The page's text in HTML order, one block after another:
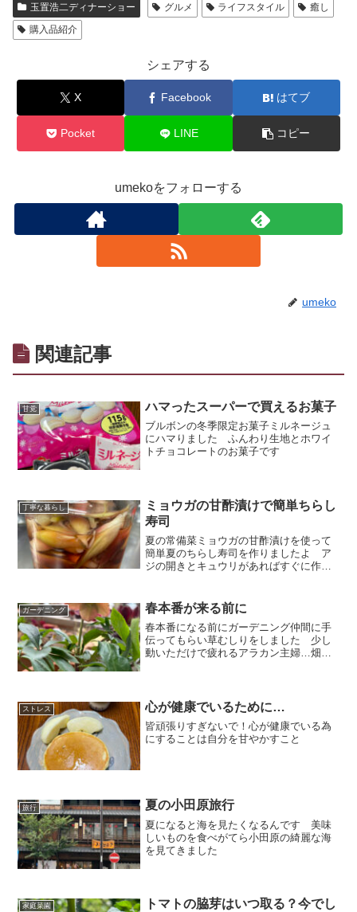
玉置浩二ディナーショー グルメ ライフスタイル
癒し
購入品紹介
シェアする
X Facebook はてブ
Pocket LINE コピー
umekoをフォローする
umeko
関連記事
甘党 ハマったスーパーで買えるお菓子
ブルボンの冬季限定お菓子ミルネージュ
にハマりました ふんわり生地とホワイ
トチョコレートのお菓子です
丁寧な暮らし
ミョウガの甘酢漬けで簡単ちらし
寿司
夏の常備菜ミョウガの甘酢漬けを使って
簡単夏のちらし寿司を作りましたよ ア
ジの開きとキュウリがあればすぐに作れ
ガーデニング 春本番が来る前に
春本番になる前にガーデニング仲間に手
伝ってもらい草むしりをしました 少し
動いただけで疲れるアラカン主婦…畑で
ストレス 心が健康でいるために…
皆頑張りすぎないで！心が健康でいる為
にすることは自分を甘やかすこと
旅行 夏の小田原旅行
夏になると海を見たくなるんです 美味
しいものを食べがてら小田原の綺麗な海
を見てきました
家庭菜園
トマトの脇芽はいつ取る？今でし